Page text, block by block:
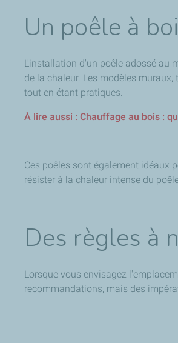
Un poêle à
L'installation d'un poêle adossé au
de la chaleur. Les modèles muraux,
tout en étant pratiques.
À lire aussi : Chauffage au bois :
Ces poêles sont également idéaux
résister à la chaleur intense du
Des règles à
Lorsque vous envisagez
recommandations, mais des